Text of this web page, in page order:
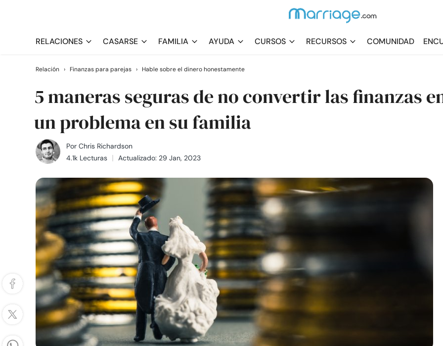
RELACIONES CASARSE FAMILIA AYUDA CURSOS RECURSOS COMUNIDAD
Relación › Finanzas para parejas › Hable sobre el dinero honestamente
5 maneras seguras de no convertir las finanzas
un problema en su familia
Por Chris Richardson
4.1k Lecturas
Actualizado: 29 Jan, 2023